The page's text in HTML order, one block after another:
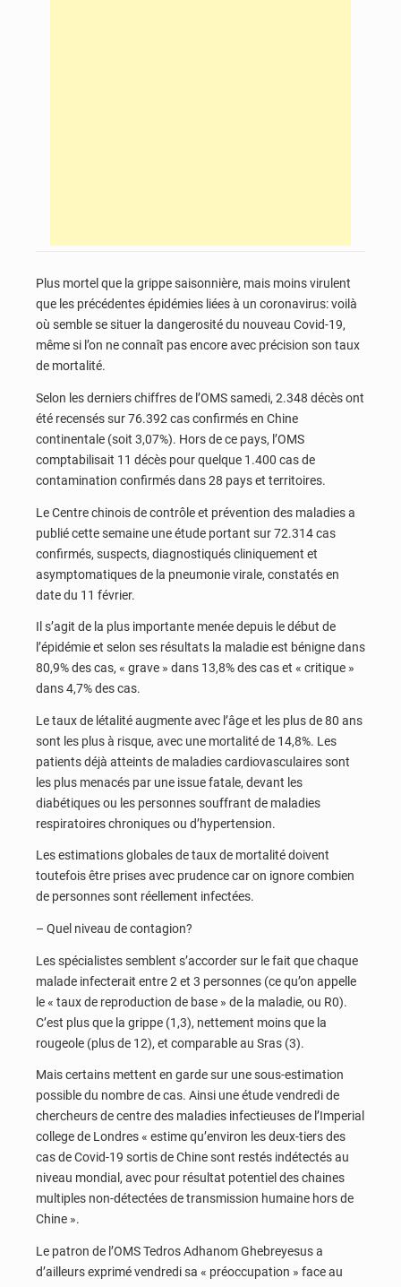
Plus mortel que la grippe saisonnière, mais moins virulent
que les précédentes épidémies liées à un coronavirus: voilà
où semble se situer la dangerosité du nouveau Covid-19,
même si l’on ne connaît pas encore avec précision son taux
de mortalité.
Selon les derniers chiffres de l’OMS samedi, 2.348 décès ont
été recensés sur 76.392 cas confirmés en Chine
continentale (soit 3,07%). Hors de ce pays, l’OMS
comptabilisait 11 décès pour quelque 1.400 cas de
contamination confirmés dans 28 pays et territoires.
Le Centre chinois de contrôle et prévention des maladies a
publié cette semaine une étude portant sur 72.314 cas
confirmés, suspects, diagnostiqués cliniquement et
asymptomatiques de la pneumonie virale, constatés en
date du 11 février.
Il s’agit de la plus importante menée depuis le début de
l’épidémie et selon ses résultats la maladie est bénigne dans
80,9% des cas, « grave » dans 13,8% des cas et « critique »
dans 4,7% des cas.
Le taux de létalité augmente avec l’âge et les plus de 80 ans
sont les plus à risque, avec une mortalité de 14,8%. Les
patients déjà atteints de maladies cardiovasculaires sont
les plus menacés par une issue fatale, devant les
diabétiques ou les personnes souffrant de maladies
respiratoires chroniques ou d’hypertension.
Les estimations globales de taux de mortalité doivent
toutefois être prises avec prudence car on ignore combien
de personnes sont réellement infectées.
– Quel niveau de contagion?
Les spécialistes semblent s’accorder sur le fait que chaque
malade infecterait entre 2 et 3 personnes (ce qu’on appelle
le « taux de reproduction de base » de la maladie, ou R0).
C’est plus que la grippe (1,3), nettement moins que la
rougeole (plus de 12), et comparable au Sras (3).
Mais certains mettent en garde sur une sous-estimation
possible du nombre de cas. Ainsi une étude vendredi de
chercheurs de centre des maladies infectieuses de l’Imperial
college de Londres « estime qu’environ les deux-tiers des
cas de Covid-19 sortis de Chine sont restés indétectés au
niveau mondial, avec pour résultat potentiel des chaines
multiples non-détectées de transmission humaine hors de
Chine ».
Le patron de l’OMS Tedros Adhanom Ghebreyesus a
d’ailleurs exprimé vendredi sa « préoccupation » face au